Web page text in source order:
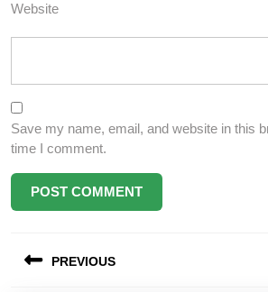
Website
Save my name, email, and website in this
time I comment.
navigation
PREVIOUS